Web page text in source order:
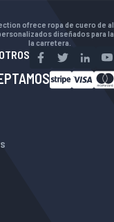
ofrece ropa de cuero de
diseñados para
la carretera.